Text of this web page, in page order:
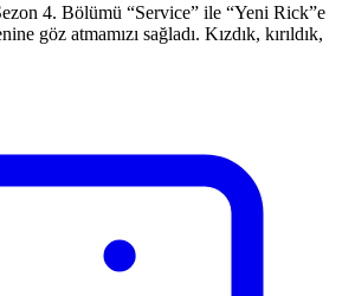
4. Bölümü “Service” ile “Yeni Rick”e
göz atmamızı sağladı. Kızdık, kırıldık,